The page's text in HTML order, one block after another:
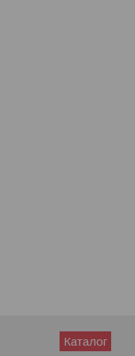
Каталог